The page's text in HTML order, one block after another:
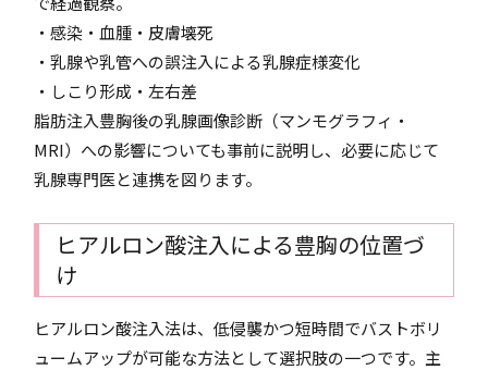
・感染・血腫・皮膚壊死
・乳腺や乳管への誤注入による乳腺症様変化
・しこり形成・左右差
脂肪注入豊胸後の乳腺画像診断（マンモグラフィ・
MRI）への影響についても事前に説明し、必要に応じて
乳腺専門医と連携を図ります。
ヒアルロン酸注入による豊胸の位置づ
け
ヒアルロン酸注入法は、低侵襲かつ短時間でバストボリ
ュームアップが可能な方法として選択肢の一つです。主